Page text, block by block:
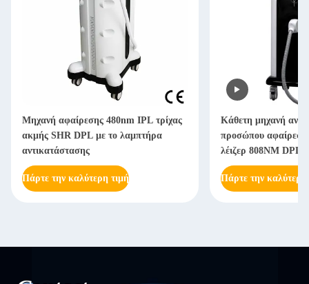
Μηχανή αφαίρεσης 480nm IPL τρίχας
ακμής SHR DPL με το λαμπτήρα
αντικατάστασης
Πάρτε την καλύτερη τιμή
Κάθετη μηχανή
προσώπου
λέιζερ 808NM DPL
Πάρτε την καλύτερη